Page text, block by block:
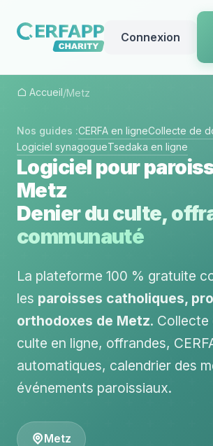
Connexion
Accueil/Metz
Nos guides :CERFA en ligneCollecte de
Logiciel synagogueTsedaka en ligne
Logiciel pour
Metz
Denier du culte,
communauté
La plateforme 100 % gratuite
les paroisses catholiques,
orthodoxes de Metz. Collecte
culte en ligne, offrandes,
automatiques, calendrier des
événements paroissiaux.
Metz